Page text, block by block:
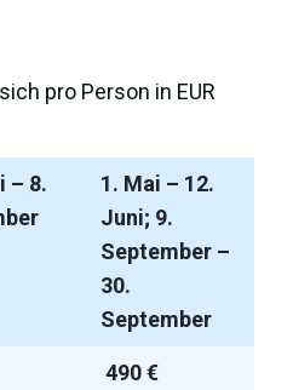
pro Person in EUR
– 8.
1. Mai – 12.
Juni; 9.
September –
30.
September
490 €